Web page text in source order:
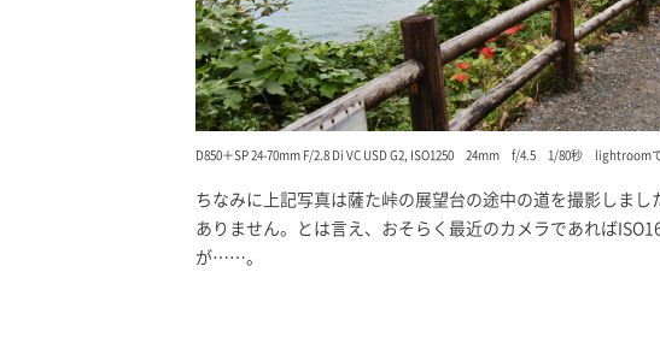
D850＋SP 24-70mm F/2.8 Di VC USD G2, ISO1250 24mm f/4.5 1/80秒 lightroom
ちなみに上記写真は薩た峠の展望台の途中の道を撮影しま
ありません。とは言え、おそらく最近のカメラであれば
が……。